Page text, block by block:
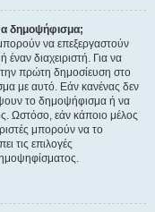
δημοψήφισμα;
να επεξεργαστούν
διαχειριστή. Για να
την πρώτη δημοσίευση στο
με αυτό. Εάν κανένας δεν
το δημοψήφισμα ή να
Ωστόσο, εάν κάποιο μέλος
μπορούν να το
τις επιλογές